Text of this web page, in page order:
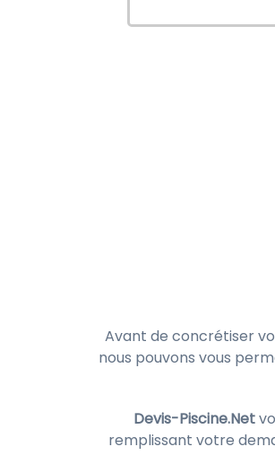
Avant de concrétiser
nous pouvons vous
Devis-Piscine.Net
remplissant votre